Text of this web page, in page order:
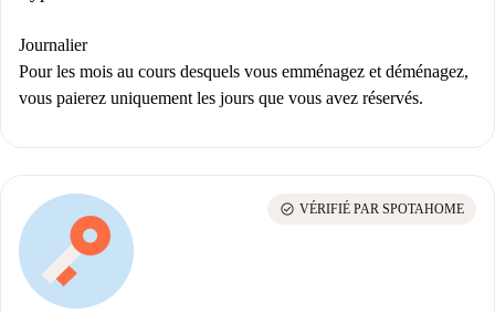
Journalier
Pour les mois au cours desquels vous emménagez et déménagez,
vous paierez uniquement les jours que vous avez réservés.
check_circle VÉRIFIÉ PAR SPOTAHOME